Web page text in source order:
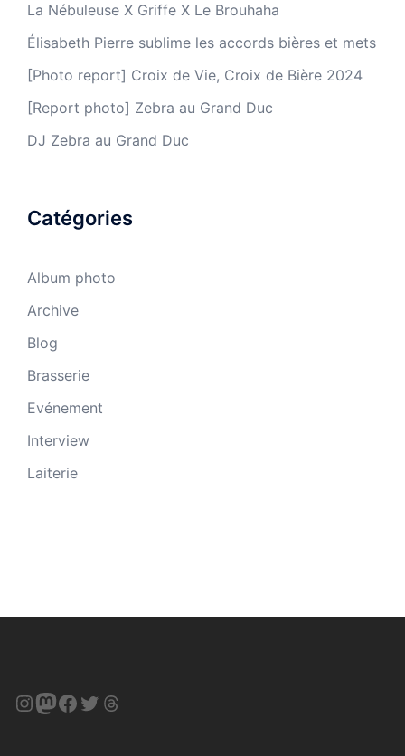
La Nébuleuse X Griffe X Le Brouhaha
Élisabeth Pierre sublime les accords bières et mets
[Photo report] Croix de Vie, Croix de Bière 2024
[Report photo] Zebra au Grand Duc
DJ Zebra au Grand Duc
Catégories
Album photo
Archive
Blog
Brasserie
Evénement
Interview
Laiterie
Instagram
Mastodon
Facebook
Twitter
Threads